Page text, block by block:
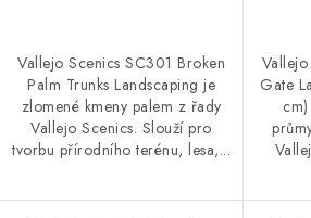
Vallejo Scenics SC301 Broken
Palm Trunks Landscaping je
zlomené kmeny palem z řady
Vallejo Scenics. Slouží pro
tvorbu přírodního terénu, lesa,...
Gate